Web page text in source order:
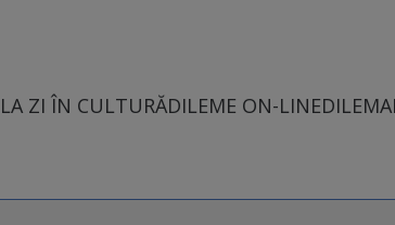
LA ZI ÎN CULTURĂDILEME ON-LINE